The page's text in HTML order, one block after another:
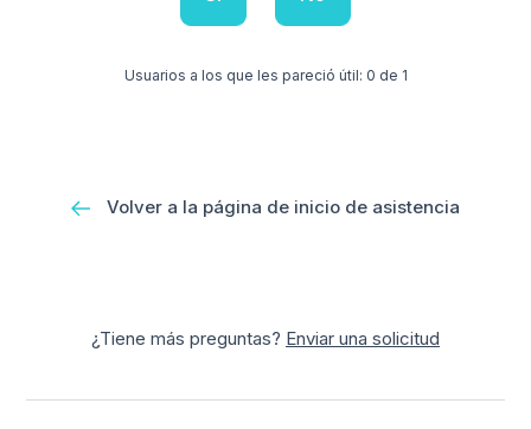
Usuarios a los que les pareció útil: 0 de 1
Volver a la página de inicio de asistencia
¿Tiene más preguntas? Enviar una solicitud